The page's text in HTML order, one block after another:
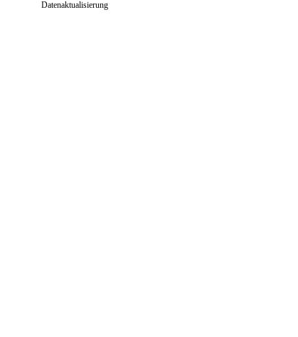
Datenaktualisierung